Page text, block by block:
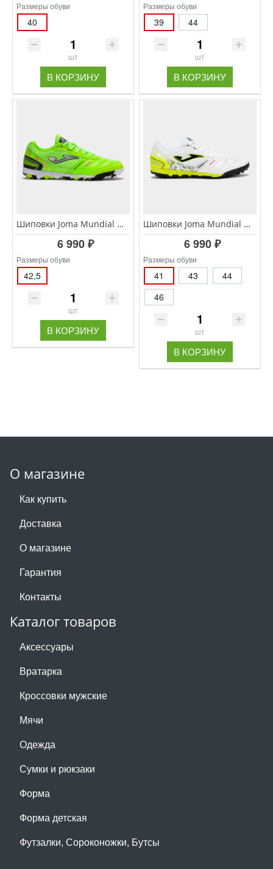
Размеры обуви
40
шт
В КОРЗИНУ
Размеры обуви
39 44
шт
В КОРЗИНУ
Шиповки Joma Mundial MUNS.2511.TF
6 990 ₽
Размеры обуви
42,5
шт
В КОРЗИНУ
Шиповки Joma Mundial MUNW.2502.TF
6 990 ₽
Размеры обуви
41 43
44
46
шт
В КОРЗИНУ
О магазине
Как купить
Доставка
О магазине
Гарантия
Контакты
Каталог товаров
Аксессуары
Вратарка
Кроссовки мужские
Мячи
Одежда
Сумки и рюкзаки
Форма
Форма детская
Футзалки, Сороконожки, Бутсы